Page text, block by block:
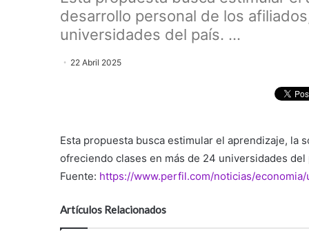
desarrollo personal de los
universidades del país. ...
22 Abril 2025
Esta propuesta busca estimular el aprendizaje, la
ofreciendo clases en más de 24 universidades del
Fuente: https://www.perfil.com/noticias/economia/
Artículos Relacionados